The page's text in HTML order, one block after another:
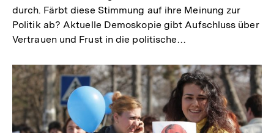
durch. Färbt diese Stimmung auf ihre Meinung zur
Politik ab? Aktuelle Demoskopie gibt Aufschluss über
Vertrauen und Frust in die politische…